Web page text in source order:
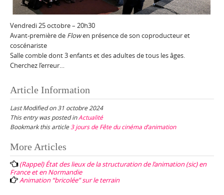
Vendredi 25 octobre – 20h30
Avant-première de Flowen présence de son coproducteur et
coscénariste
Salle comble dont 3 enfants et des adultes de tous les âges.
Cherchez l’erreur…
Article Information
Last Modified on 31 octobre 2024
This entry was posted inActualité
Bookmark this article 3 jours de Fête du cinéma d’animation
Post
navigation
More Articles
(Rappel) État des lieux de la structuration de l’animation (sic) en
France et en Normandie
Animation “bricolée” sur le terrain